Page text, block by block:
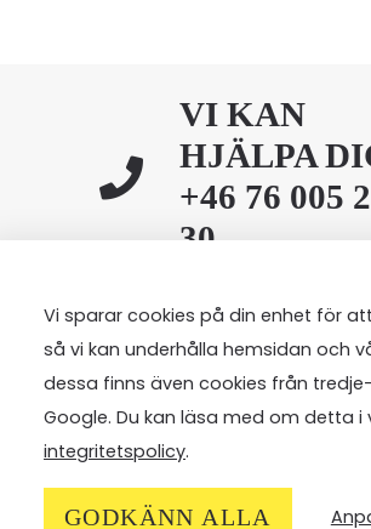
VI KAN
HJÄLPA
+46 76 005
30
Vi sparar cookies på din enhet för
så vi kan underhålla hemsidan och
dessa finns även cookies från
Google. Du kan läsa med om detta i
integritetspolicy.
GODKÄNN ALLA